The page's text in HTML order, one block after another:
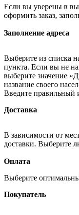
Если вы уверены в
оформить заказ,
Заполнение адреса
Выберите из списка
пункта. Если вы не
выберите значение
название своего
Введите правильный
Доставка
В зависимости от
доставки. Выберите
Оплата
Выберите
Покупатель